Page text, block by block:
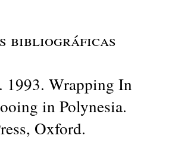
bibliográficas
Wrapping In
in Polynesia.
Oxford.